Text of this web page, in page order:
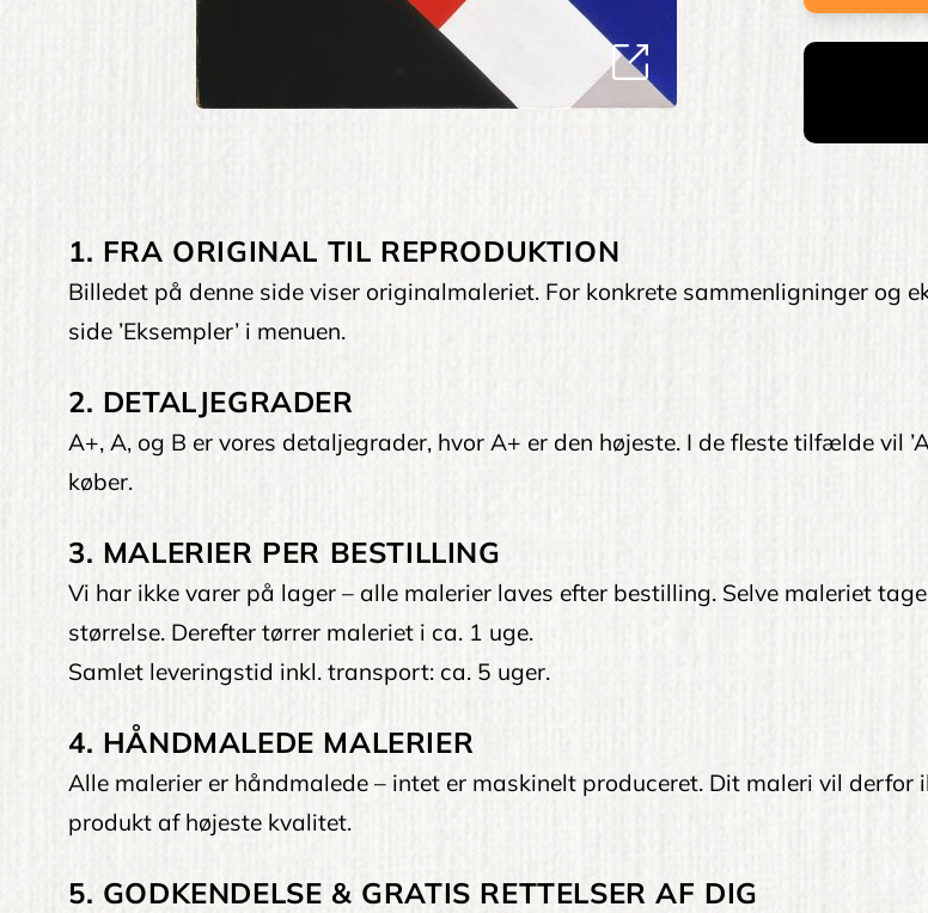
1. FRA ORIGINAL TIL REPRODUKTION
Billedet på denne side viser originalmaleriet. For konkrete sammenligninger og
side ’Eksempler’ i menuen.
2. DETALJEGRADER
A+, A, og B er vores detaljegrader, hvor A+ er den højeste. I de fleste tilfælde vil
køber.
3. MALERIER PER BESTILLING
Vi har ikke varer på lager – alle malerier laves efter bestilling. Selve maleriet
størrelse. Derefter tørrer maleriet i ca. 1 uge.
Samlet leveringstid inkl. transport: ca. 5 uger.
4. HÅNDMALEDE MALERIER
Alle malerier er håndmalede – intet er maskinelt produceret. Dit maleri vil
produkt af højeste kvalitet.
5. GODKENDELSE & GRATIS RETTELSER AF DIG